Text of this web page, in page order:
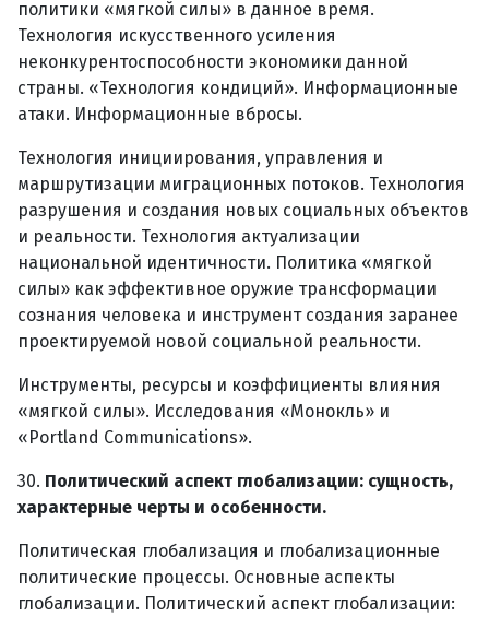
политики «мягкой силы» в данное время.
Технология искусственного усиления
неконкурентоспособности экономики данной
страны. «Технология кондиций». Информационные
атаки. Информационные вбросы.
Технология инициирования, управления и
маршрутизации миграционных потоков. Технология
разрушения и создания новых социальных объектов
и реальности. Технология актуализации
национальной идентичности. Политика «мягкой
силы» как эффективное оружие трансформации
сознания человека и инструмент создания заранее
проектируемой новой социальной реальности.
Инструменты, ресурсы и коэффициенты влияния
«мягкой силы». Исследования «Монокль» и
«Portland Communications».
30. Политический аспект глобализации: сущность,
характерные черты и особенности.
Политическая глобализация и глобализационные
политические процессы. Основные аспекты
глобализации. Политический аспект глобализации: